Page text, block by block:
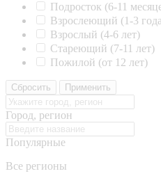
Подросток (6-11
Взрослеющий (1-3
Взрослый (4-6 лет)
Стареющий (7-11 лет)
Пожилой (от 12 лет)
Сбросить Применить
Город, регион
Популярные
Все регионы